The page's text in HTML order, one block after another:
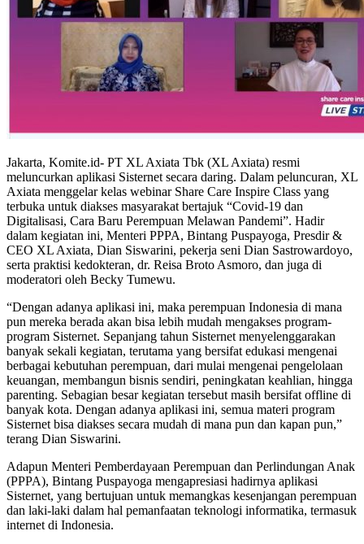
Jakarta, Komite.id- PT XL Axiata Tbk (XL Axiata) resmi
meluncurkan aplikasi Sisternet secara daring. Dalam peluncuran, XL
Axiata menggelar kelas webinar Share Care Inspire Class yang
terbuka untuk diakses masyarakat bertajuk “Covid-19 dan
Digitalisasi, Cara Baru Perempuan Melawan Pandemi”. Hadir
dalam kegiatan ini, Menteri PPPA, Bintang Puspayoga, Presdir &
CEO XL Axiata, Dian Siswarini, pekerja seni Dian Sastrowardoyo,
serta praktisi kedokteran, dr. Reisa Broto Asmoro, dan juga di
moderatori oleh Becky Tumewu.
“Dengan adanya aplikasi ini, maka perempuan Indonesia di mana
pun mereka berada akan bisa lebih mudah mengakses program-
program Sisternet. Sepanjang tahun Sisternet menyelenggarakan
banyak sekali kegiatan, terutama yang bersifat edukasi mengenai
berbagai kebutuhan perempuan, dari mulai mengenai pengelolaan
keuangan, membangun bisnis sendiri, peningkatan keahlian, hingga
parenting. Sebagian besar kegiatan tersebut masih bersifat offline di
banyak kota. Dengan adanya aplikasi ini, semua materi program
Sisternet bisa diakses secara mudah di mana pun dan kapan pun,”
terang Dian Siswarini.
Adapun Menteri Pemberdayaan Perempuan dan Perlindungan Anak
(PPPA), Bintang Puspayoga mengapresiasi hadirnya aplikasi
Sisternet, yang bertujuan untuk memangkas kesenjangan perempuan
dan laki-laki dalam hal pemanfaatan teknologi informatika, termasuk
internet di Indonesia.